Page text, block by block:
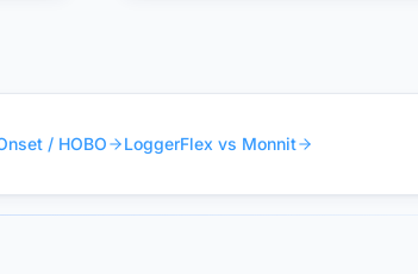
/ HOBO LoggerFlex vs Monnit